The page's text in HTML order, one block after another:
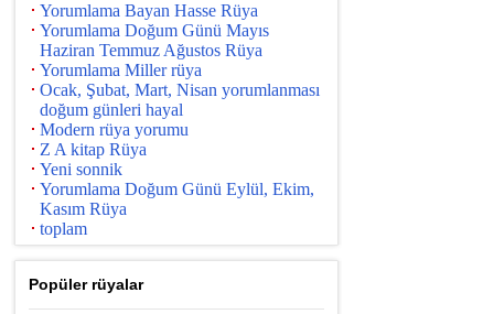
Yorumlama Bayan Hasse Rüya
Yorumlama Doğum Günü Mayıs
Haziran Temmuz Ağustos Rüya
Yorumlama Miller rüya
Ocak, Şubat, Mart, Nisan yorumlanması
doğum günleri hayal
Modern rüya yorumu
Z A kitap Rüya
Yeni sonnik
Yorumlama Doğum Günü Eylül, Ekim,
Kasım Rüya
toplam
Popüler rüyalar